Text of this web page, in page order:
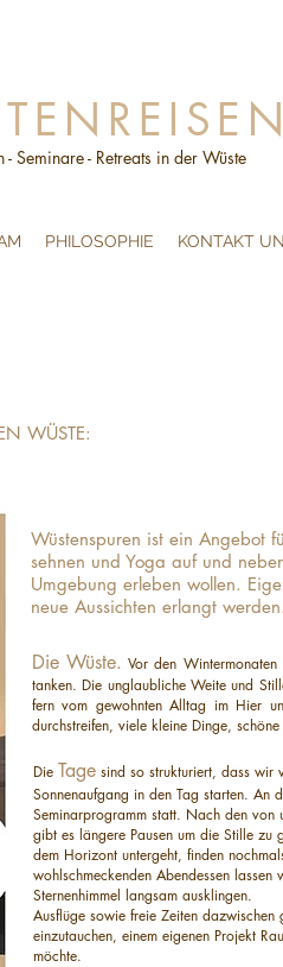
- Seminare - Retreats in der Wüste
PHILOSOPHIE KONTAKT
WÜSTE:
Wüstenspuren ist ein Angebot
sehnen und Yoga auf und
Umgebung erleben wollen.
neue Aussichten erlangt werden.
Die Wüste. Vor den
tanken. Die unglaubliche Weite und
fern vom gewohnten Alltag im Hier
durchstreifen, viele kleine Dinge,
Die Tage sind so strukturiert, dass wir
Sonnenaufgang in den Tag starten. An
Seminarprogramm statt. Nach den von
gibt es längere Pausen um die Stille zu
dem Horizont untergeht, finden
wohlschmeckenden Abendessen
Sternenhimmel langsam ausklingen.
Ausflüge sowie freie Zeiten
einzutauchen, einem eigenen Projekt
möchte.